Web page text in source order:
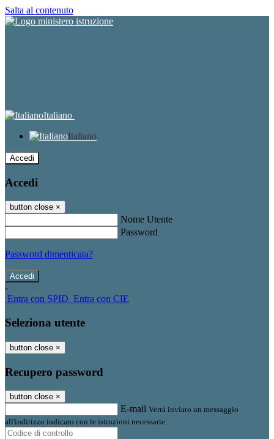
Salta al contenuto
Italiano
Italiano
Accedi
Accedi
button close ×
Nome Utente
Password
Password dimenticata?
-
Entra con SPID Entra con CIE
Seleziona utente
button close ×
Recupero password
button close ×
E-mail Verrà inviato un messaggio
all'indirizzo indicato con le istruzioni necessarie.